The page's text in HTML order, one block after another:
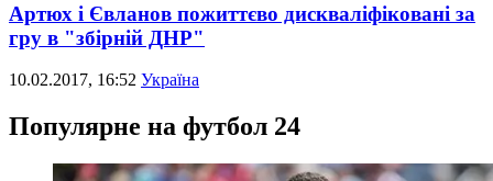
Артюх і Євланов пожиттєво дискваліфіковані за
гру в "збірній ДНР"
10.02.2017, 16:52 Україна
Популярне на футбол 24